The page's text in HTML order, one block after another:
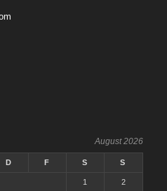
August 2026
D F S S
1 2